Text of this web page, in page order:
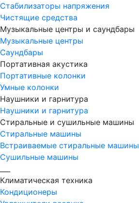
Стабилизаторы напряжения
Чистящие средства
Музыкальные центры и саундбары
Музыкальные центры
Саундбары
Портативная акустика
Портативные колонки
Умные колонки
Наушники и гарнитура
Наушники и гарнитура
Стиральные и сушильные машины
Стиральные машины
Встраиваемые стиральные машины
Сушильные машины
Климатическая техника
Кондиционеры